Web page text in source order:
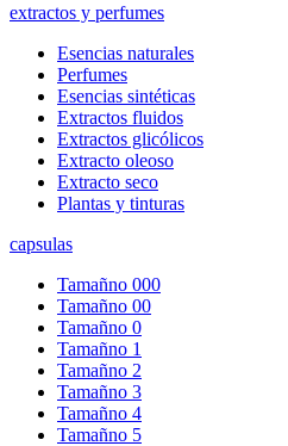
extractos y perfumes
Esencias naturales
Perfumes
Esencias sintéticas
Extractos fluidos
Extractos glicólicos
Extracto oleoso
Extracto seco
Plantas y tinturas
capsulas
Tamañno 000
Tamañno 00
Tamañno 0
Tamañno 1
Tamañno 2
Tamañno 3
Tamañno 4
Tamañno 5